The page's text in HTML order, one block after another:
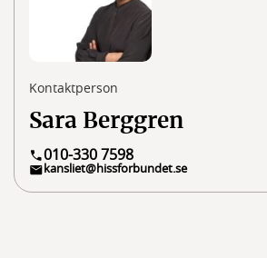
Kontaktperson
Sara Berggren
010-330 7598
kansliet@hissforbundet.se